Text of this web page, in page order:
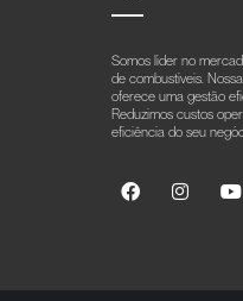
Somos líder no
de combustíveis.
oferece uma gestão
Reduzimos custos
eficiência do seu